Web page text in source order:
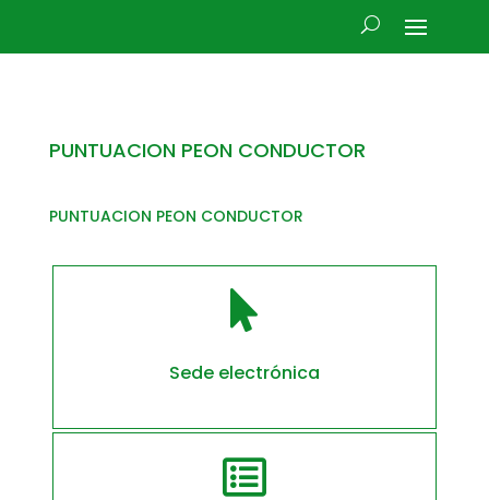
PUNTUACION PEON CONDUCTOR
PUNTUACION PEON CONDUCTOR

Sede electrónica
